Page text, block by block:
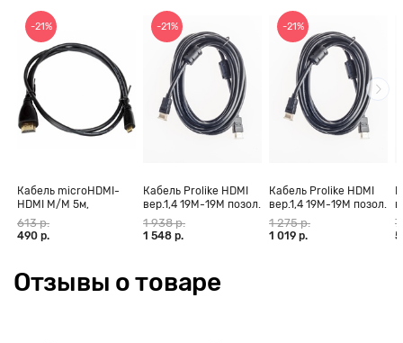
-21%
Кабель microHDMI-
HDMI M/M 5м,
позолоченные
контакты Blister box
613 р.
490 р.
-21%
Кабель Prolike HDMI
вер.1,4 19М-19М позол.
конт., ферритовые
кольца, 30 м
1 938 р.
1 548 р.
-21%
Кабель Prolike HDMI
вер.1,4 19М-19М позол.
конт., ферритовые
кольца, 20 м
1 275 р.
1 019 р.
Отзывы о товаре